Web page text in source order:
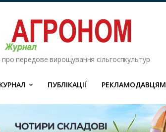
передове вирощування сільгоспкультур
ПУБЛІКАЦІЇ РЕКЛАМОДАВЦЯМ